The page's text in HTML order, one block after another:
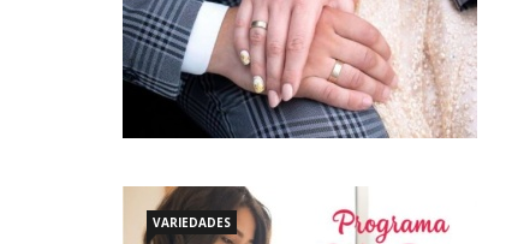
VARIEDADES